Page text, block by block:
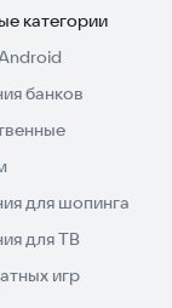
категории
банков
для шопинга
для ТВ
игр